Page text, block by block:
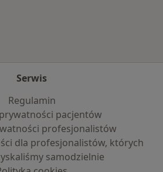
Serwis
Regulamin
pacjentów
profesjonalistów
dla profesjonalistów, których
samodzielnie